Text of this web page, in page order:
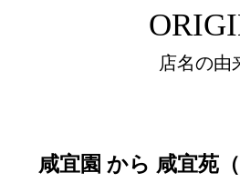
店名の由
咸宜園 から 咸宜苑